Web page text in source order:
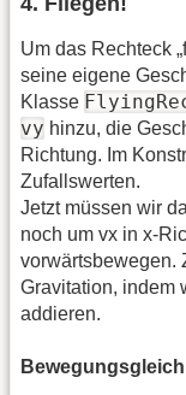
Um das Rechteck
seine eigene
Klasse
vy hinzu, die
Richtung. Im
Zufallswerten.
Jetzt müssen wir
noch um vx in x-
vorwärtsbewegen.
Gravitation, indem
addieren.